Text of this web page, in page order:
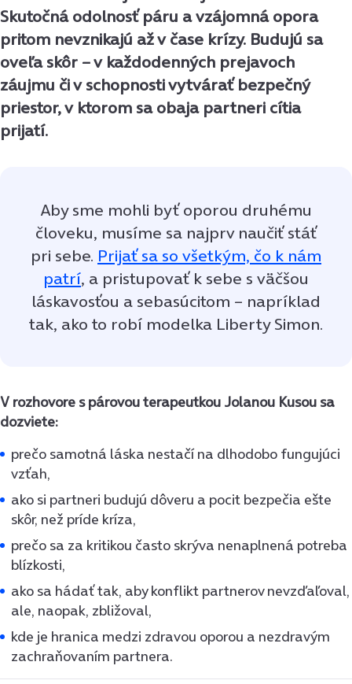
Skutočná odolnosť páru a vzájomná opora
pritom nevznikajú až v čase krízy. Budujú sa
oveľa skôr – v každodenných prejavoch
záujmu či v schopnosti vytvárať bezpečný
priestor, v ktorom sa obaja partneri cítia
prijatí.
Aby sme mohli byť oporou druhému
človeku, musíme sa najprv naučiť stáť
pri sebe. Prijať sa so všetkým, čo k nám
patrí, a pristupovať k sebe s väčšou
láskavosťou a sebasúcitom – napríklad
tak, ako to robí modelka Liberty Simon.
V rozhovore s párovou terapeutkou Jolanou Kusou sa
dozviete:
prečo samotná láska nestačí na dlhodobo fungujúci
vzťah,
ako si partneri budujú dôveru a pocit bezpečia ešte
skôr, než príde kríza,
prečo sa za kritikou často skrýva nenaplnená potreba
blízkosti,
ako sa hádať tak, aby konflikt partnerov nevzďaľoval,
ale, naopak, zbližoval,
kde je hranica medzi zdravou oporou a nezdravým
zachraňovaním partnera.